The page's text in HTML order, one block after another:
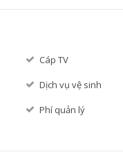
Cáp TV
Dịch vụ vệ sinh
Phí quản lý